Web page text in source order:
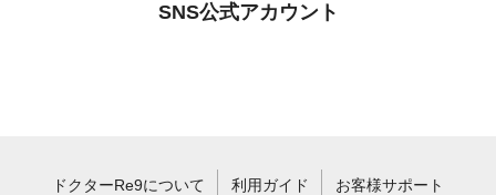
SNS公式アカウント
ドクターRe9について 利用ガイド お客様サポート